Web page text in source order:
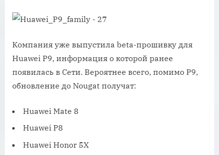
Компания уже выпустила beta-прошивку для
Huawei P9, информация о которой ранее
появилась в Сети. Вероятнее всего, помимо P9,
обновление до Nougat получат:
Huawei Mate 8
Huawei P8
Huawei Honor 5X